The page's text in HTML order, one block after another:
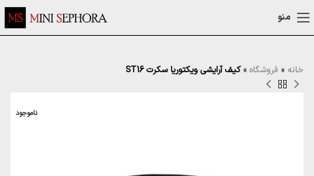
منو
خانه » فروشگاه »کیف آرایشی ویکتوریا سکرت ST16
ناموجود